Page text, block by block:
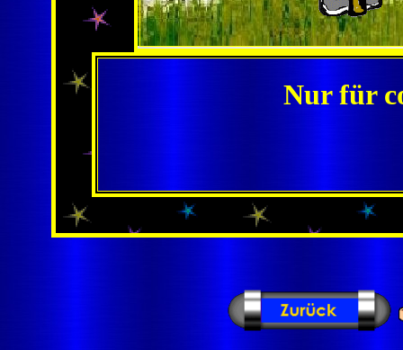
Nur für